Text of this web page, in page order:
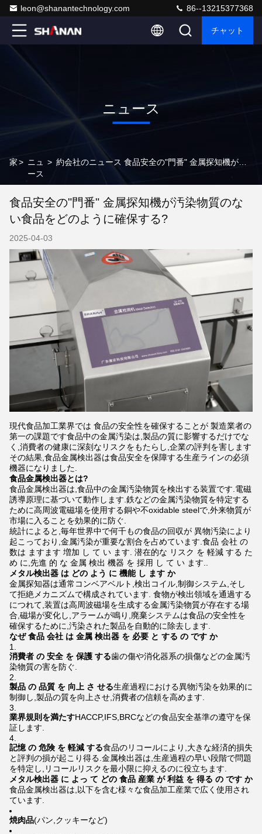
leon@shanantechnology.com 86--13215377368
チャット
ニュース
家> ニュ
ース
>
食品安全の"門番" 金属探知機が汚染物質のな
い食品をどのように確保する?
2025-04-03
現代食品加工業界では 食品の安全性を確保することが 製造業者の
第一の課題です食品中の金属汚染は,製品の質に影響するだけでな
く,消費者の健康に深刻なリスクをもたらし,企業の評判を害します
その結果,食品金属検出器は食品安全を保障する生産ラインの必須
機器になりました.
食品金属検出器とは?
食品金属検出器は,食品中の金属汚染物質を検出する装置です.電磁
誘導原理に基づいて動作します.鉄などの金属汚染物質を特定する
ために高周波電磁場を使用する銅や不oxidable steelで,外来物質が
市場に入ることを効果的に防ぐ.
統計によると,毎年世界中で何千もの食品の回収が 異物汚染により
起こっており,金属汚染が重要な割合を占めています.食品 会社 の
数は ますます 増加 し て い ます. 潜在的な リスク を 軽減 する た
め に,先進 的 な 金属 検出 機器 を 採用 し て い ます..
メタル検出器 は どの よう に 機能 し ます か
金属探知器は通常コンベアベルト,検出コイル,制御システム,そし
て拒絶メカニズムで構成されています. 食物が検出領域を通過する
につれて,装置は高周波磁場を生成する金属汚染物質が存在する場
合,磁場が変化し,アラームが鳴り,廃棄システムは食品の安全性を
確保するために,汚染された製品を自動的に除去します.
なぜ 食品 会社 は 金属 検出器 を 必要 と する の です か
消費者 の 安全 を 保護 する歯の傷や消化器系の損傷などの金属汚
染物質の害を防ぐ.
製品 の 品質 を 向上 さ せる生産過程における異物汚染を効果的に
制御し,製品の質を向上させ,消費者の信頼を高めます.
業界規則を満たすHACCP,IFS,BRCなどの食品安全基準の遵守を保
証します.
記憶 の 危険 を 軽減 する食品のリコールにより,大きな経済的損失
と評判の損が起こり得る.金属検出器は,生産過程の早い段階で問題
を特定し,リコールリスクを最小限に抑えるのに役立ちます.
メタル検出器 に よっ て どの 食品 産業 が 利益 を 得る の です か
食品金属検出器は,以下を含む様々な食品加工産業で広く使用され
ています.
焼肉品(パン,クッキーなど)